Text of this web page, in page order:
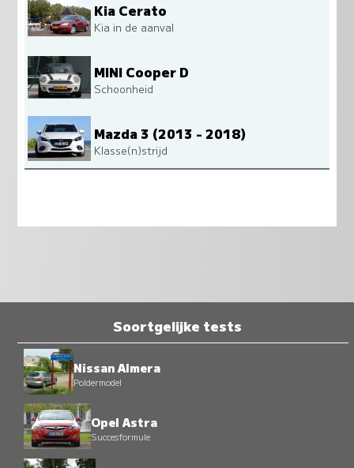
Kia Cerato
Kia in de aanval
MINI Cooper D
Schoonheid
Mazda 3 (2013 - 2018)
Klasse(n)strijd
Soortgelijke tests
Nissan Almera
Poldermodel
Opel Astra
Succesformule